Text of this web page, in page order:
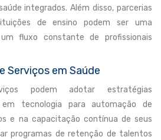
integrados. Além disso, parcerias
de ensino podem ser uma
fluxo constante de profissionais
Serviços em Saúde
podem adotar estratégias
em tecnologia para automação de
e na capacitação contínua de seus
programas de retenção de talentos